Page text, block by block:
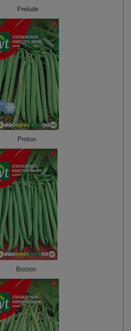
Prelude
Proton
Boston